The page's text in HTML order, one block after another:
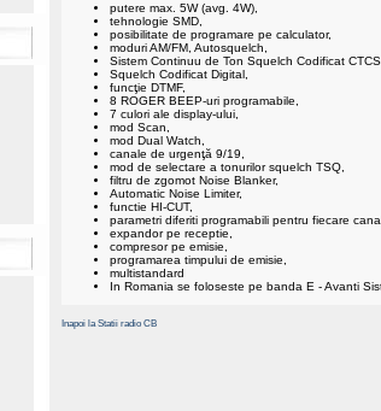
putere max. 5W (avg. 4W),
tehnologie SMD,
posibilitate de programare pe calculator,
moduri AM/FM, Autosquelch,
Sistem Continuu de Ton Squelch Codificat
Squelch Codificat Digital,
funcţie DTMF,
8 ROGER BEEP-uri programabile,
7 culori ale display-ului,
mod Scan,
mod Dual Watch,
canale de urgenţă 9/19,
mod de selectare a tonurilor squelch TSQ,
filtru de zgomot Noise Blanker,
Automatic Noise Limiter,
functie HI-CUT,
parametri diferiti programabili pentru fiecare
expandor pe receptie,
compresor pe emisie,
programarea timpului de emisie,
multistandard
In Romania se foloseste pe banda E - Avanti
Inapoi la Statii radio CB